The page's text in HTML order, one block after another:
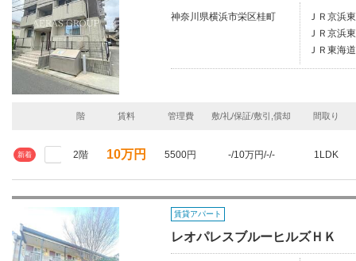
神奈川県横浜市栄区桂町
ＪＲ京浜
ＪＲ京浜
ＪＲ東海
階 賃料 管理費 敷/礼/保証/敷引,償却 間取り
新着 2階 10万円 5500円 -/10万円/-/- 1LDK
賃貸アパート
レオパレスブルーヒルズＨＫ